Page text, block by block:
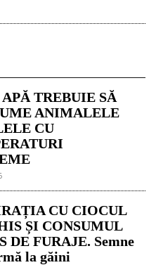
TREBUIE SĂ
ANIMALELE
CU
CU CIOCUL
ȘI CONSUMUL
DE FURAJE. Semne
la găini